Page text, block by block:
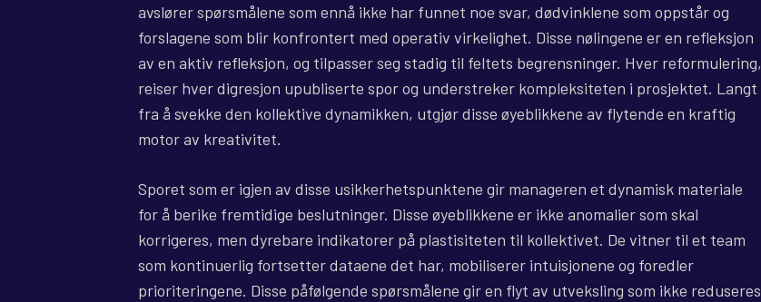
avslører spørsmålene som ennå ikke har funnet noe svar, dødvinklene som oppstår og
forslagene som blir konfrontert med operativ virkelighet. Disse nølingene er en refleksjon
av en aktiv refleksjon, og tilpasser seg stadig til feltets begrensninger. Hver reformulering,
reiser hver digresjon upubliserte spor og understreker kompleksiteten i prosjektet. Langt
fra å svekke den kollektive dynamikken, utgjør disse øyeblikkene av flytende en kraftig
motor av kreativitet.
Sporet som er igjen av disse usikkerhetspunktene gir manageren et dynamisk materiale
for å berike fremtidige beslutninger. Disse øyeblikkene er ikke anomalier som skal
korrigeres, men dyrebare indikatorer på plastisiteten til kollektivet. De vitner til et team
som kontinuerlig fortsetter dataene det har, mobiliserer intuisjonene og foredler
prioriteringene. Disse påfølgende spørsmålene gir en flyt av utveksling som ikke reduseres